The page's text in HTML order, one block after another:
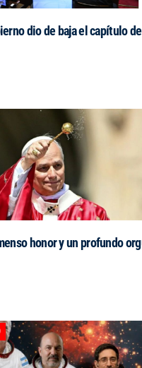
dio de baja el capítulo
honor y un profundo